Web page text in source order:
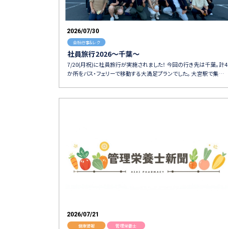
2026/07/30
会社行事&レク
社員旅行2026～千葉～
7/20(月祝)に社員旅行が実施されました！ 今回の行き先は千葉。計4
か所をバス・フェリーで移動する大満足プランでした。 大宮駅で集…
2026/07/21
健康情報 管理栄養士